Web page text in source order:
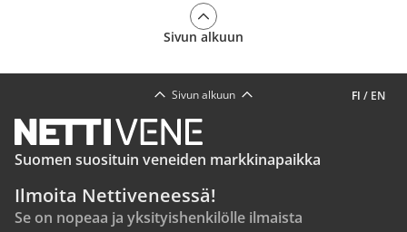
Sivun alkuun
FI / EN
Sivun alkuun
Suomen suosituin veneiden markkinapaikka
Ilmoita Nettiveneessä!
Se on nopeaa ja yksityishenkilölle ilmaista